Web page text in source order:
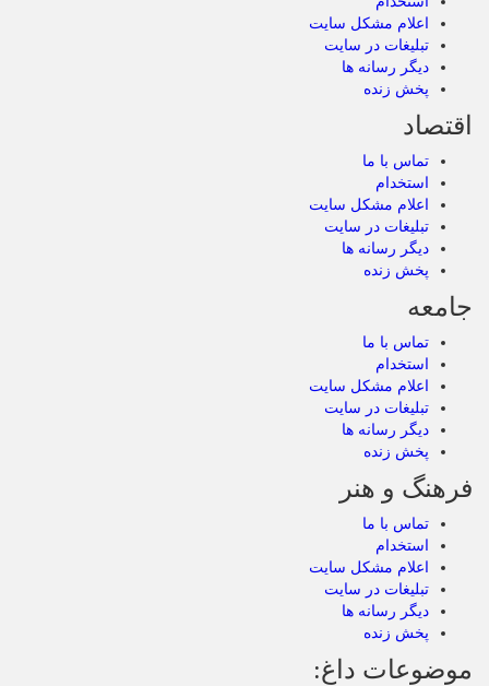
اعلام مشکل سایت
تبلیغات در سایت
دیگر رسانه ها
پخش زنده
اقتصاد
تماس با ما
استخدام
اعلام مشکل سایت
تبلیغات در سایت
دیگر رسانه ها
پخش زنده
جامعه
تماس با ما
استخدام
اعلام مشکل سایت
تبلیغات در سایت
دیگر رسانه ها
پخش زنده
فرهنگ و هنر
تماس با ما
استخدام
اعلام مشکل سایت
تبلیغات در سایت
دیگر رسانه ها
پخش زنده
موضوعات داغ: